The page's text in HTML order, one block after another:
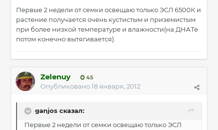
Первые 2 недели от семки освещаю только ЭСЛ 6500К и
растение получается очень кустистым и приземистым
при более низкой температуре и влажности(на ДНАТе
потом конечно вытягивается).
Zelenuy 45
Опубликовано18 января, 2012
ganjos сказал:
Первые 2 недели от семки освещаю только ЭСЛ